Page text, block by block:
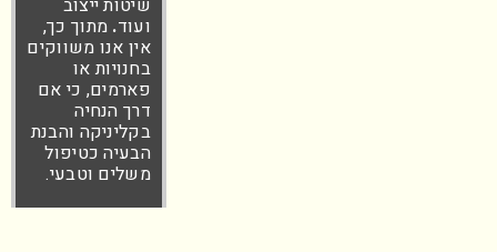
מתוך כך,
אין אנו משווקים
פארמים, כי אם
בקליניקה והבנת
הבעיה כטיפול
משלים וטבעי.